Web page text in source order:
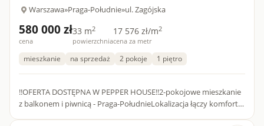
Warszawa»Praga-Południe»ul. Zagójska
580 000 zł
cena
33 m2
powierzchnia
17 576 zł/m2
cena za metr
mieszkanie na sprzedaż 2 pokoje 1 piętro
!!OFERTA DOSTĘPNA W PEPPER HOUSE!!2-pokojowe mieszkanie
z balkonem i piwnicą - Praga-PołudnieLokalizacja łączy komfort